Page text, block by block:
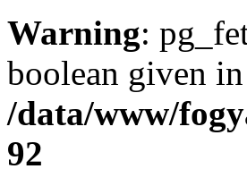
Warning:
boolean given in
/data/www/
92